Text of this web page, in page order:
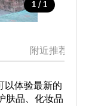
1 / 1
附近推荐景点
以体验最新的
肤品、化妆品